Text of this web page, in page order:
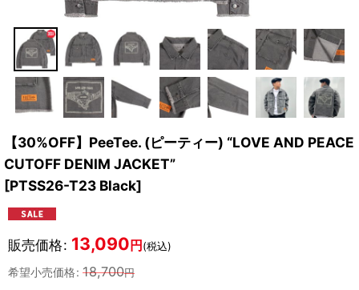
【30%OFF】PeeTee. (ピーティー) “LOVE AND PEACE
CUTOFF DENIM JACKET”
[PTSS26-T23 Black]
販売価格: 13,090円(税込)
希望小売価格: 18,700円